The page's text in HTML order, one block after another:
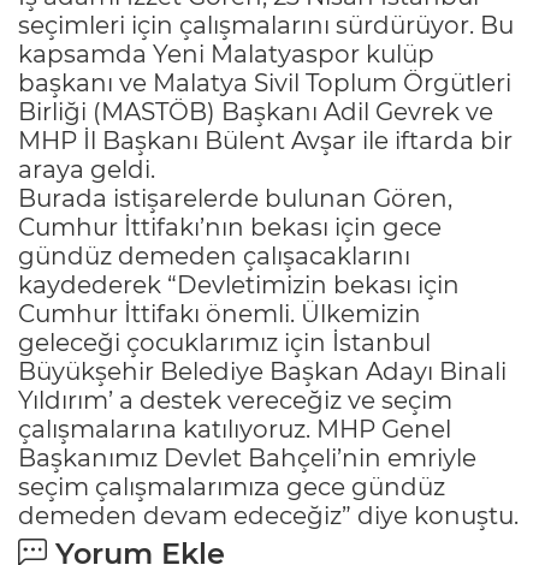
seçimleri için çalışmalarını sürdürüyor. Bu
kapsamda Yeni Malatyaspor kulüp
başkanı ve Malatya Sivil Toplum Örgütleri
Birliği (MASTÖB) Başkanı Adil Gevrek ve
MHP İl Başkanı Bülent Avşar ile iftarda bir
araya geldi.
Burada istişarelerde bulunan Gören,
Cumhur İttifakı’nın bekası için gece
gündüz demeden çalışacaklarını
kaydederek “Devletimizin bekası için
Cumhur İttifakı önemli. Ülkemizin
geleceği çocuklarımız için İstanbul
Büyükşehir Belediye Başkan Adayı Binali
Yıldırım’ a destek vereceğiz ve seçim
çalışmalarına katılıyoruz. MHP Genel
Başkanımız Devlet Bahçeli’nin emriyle
seçim çalışmalarımıza gece gündüz
demeden devam edeceğiz” diye konuştu.
Yorum Ekle